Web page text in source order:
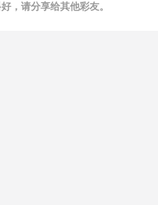
，请分享给其他彩友。